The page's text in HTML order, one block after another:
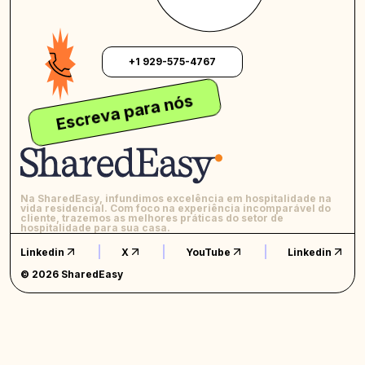
Escreva para nós
+1 929-575-4767
Na SharedEasy, infundimos excelência em hospitalidade na
vida residencial. Com foco na experiência incomparável do
cliente, trazemos as melhores práticas do setor de
hospitalidade para sua casa.
Linkedin
X YouTube
Linkedin
© 2026 SharedEasy